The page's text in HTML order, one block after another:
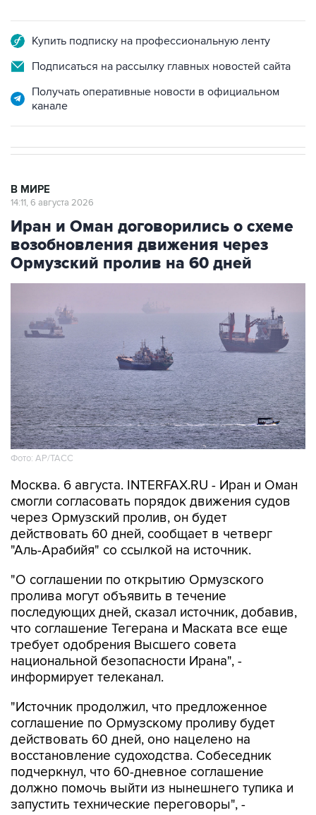
Купить подписку на профессиональную ленту
Подписаться на рассылку главных новостей сайта
Получать оперативные новости в официальном
канале
В МИРЕ
14:11, 6 августа 2026
Иран и Оман договорились о схеме
возобновления движения через
Ормузский пролив на 60 дней
Фото: AP/ТАСС
Москва. 6 августа. INTERFAX.RU - Иран и Оман
смогли согласовать порядок движения судов
через Ормузский пролив, он будет
действовать 60 дней, сообщает в четверг
"Аль-Арабийя" со ссылкой на источник.
"О соглашении по открытию Ормузского
пролива могут объявить в течение
последующих дней, сказал источник, добавив,
что соглашение Тегерана и Маската все еще
требует одобрения Высшего совета
национальной безопасности Ирана", -
информирует телеканал.
"Источник продолжил, что предложенное
соглашение по Ормузскому проливу будет
действовать 60 дней, оно нацелено на
восстановление судоходства. Собеседник
подчеркнул, что 60-дневное соглашение
должно помочь выйти из нынешнего тупика и
запустить технические переговоры", -